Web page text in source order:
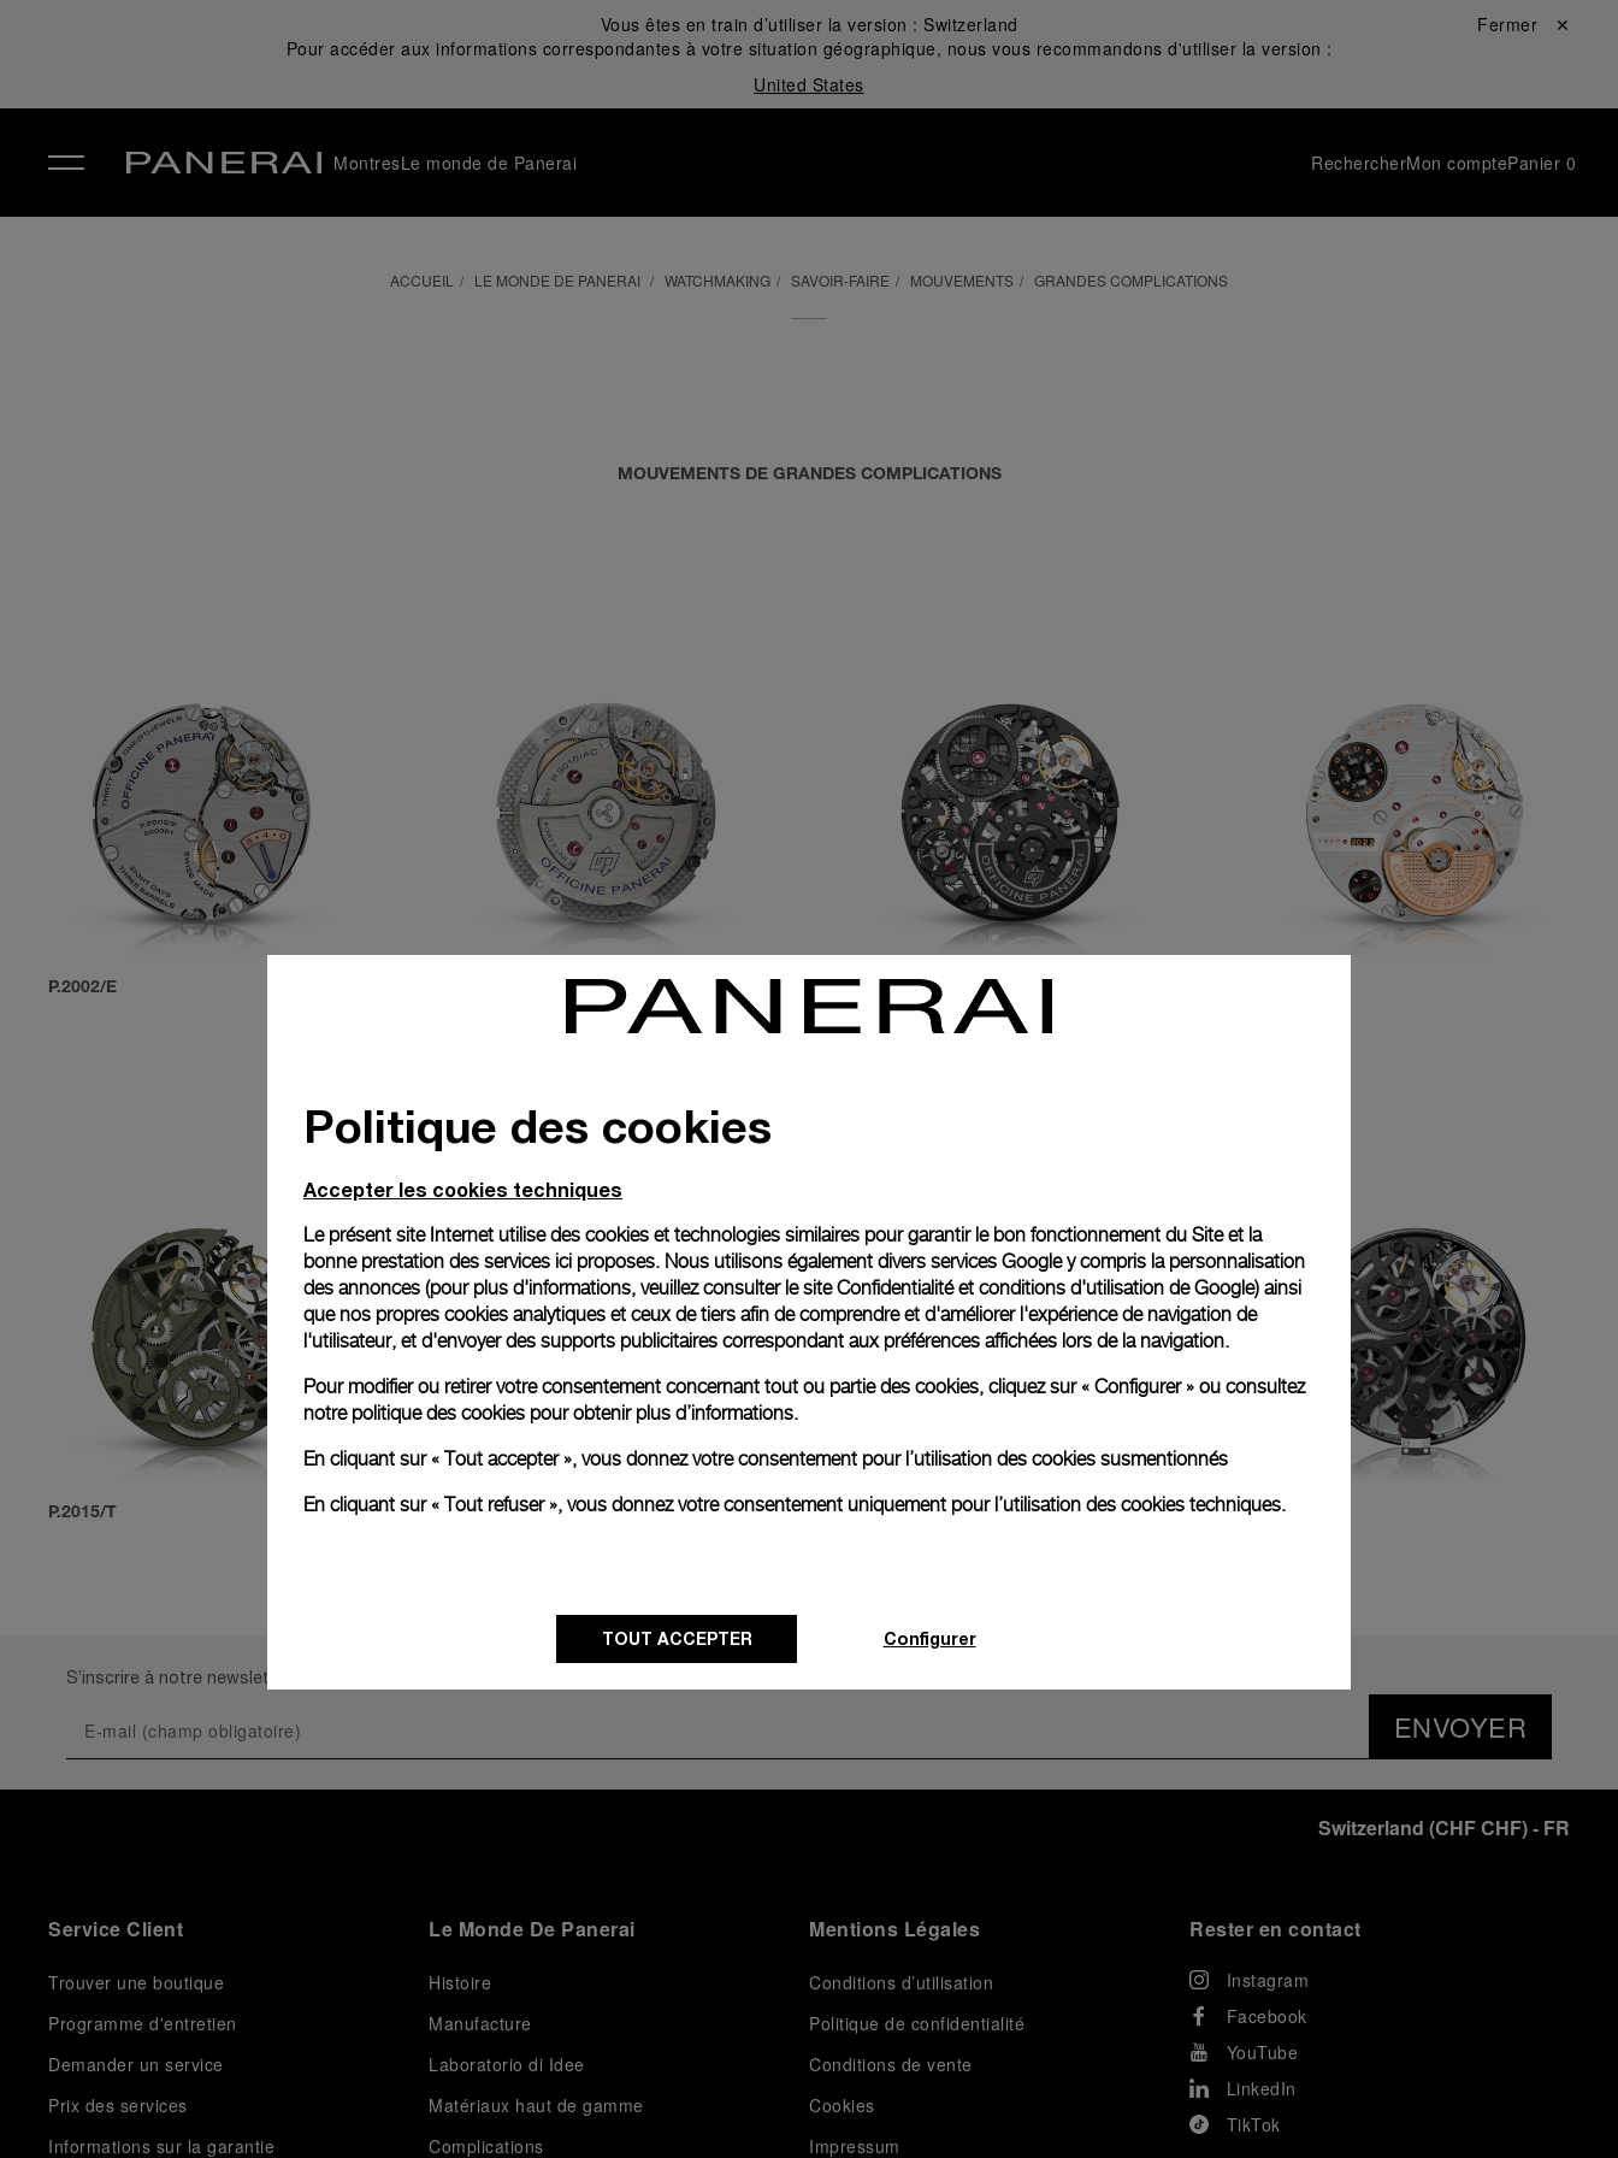
Vous êtes en train d’utiliser la version : Switzerland
Pour accéder aux informations correspondantes à votre situation géographique, nous vous recommandons d'utiliser la version :
United States
Fermer ✕
MontresLe monde de Panerai RechercherMon comptePanier 0
ACCUEIL LE MONDE DE PANERAI WATCHMAKING SAVOIR-FAIRE MOUVEMENTS GRANDES COMPLICATIONS
MOUVEMENTS DE GRANDES COMPLICATIONS
P.2002/E P.4001/S
P.2015/T P.2005/T P.2005/GLS P.2005/MR
S’inscrire à notre newsletter
ENVOYER
Switzerland (CHF CHF)- FR
Service Client
Trouver une boutique
Programme d'entretien
Demander un service
Prix des services
Informations sur la garantie
Le Monde De Panerai
Histoire
Manufacture
Laboratorio di Idee
Matériaux haut de gamme
Complications
Mentions Légales
Conditions d’utilisation
Politique de confidentialité
Conditions de vente
Cookies
Impressum
Rester en contact
Instagram
Facebook
YouTube
LinkedIn
TikTok
Politique des cookies
Accepter les cookies techniques
Le présent site Internet utilise des cookies et technologies similaires pour garantir le bon fonctionnement du Site et la
bonne prestation des services ici proposes. Nous utilisons également divers services Google y compris la personnalisation
des annonces (pour plus d'informations, veuillez consulter lesite Confidentialité et conditions d'utilisation de Google) ainsi
que nos propres cookies analytiques et ceux de tiers afin de comprendre et d'améliorer l'expérience de navigation de
l'utilisateur, et d'envoyer des supports publicitaires correspondant aux préférences affichées lors de la navigation.
Pour modifier ou retirer votre consentement concernant tout ou partie des cookies, cliquez sur « Configurer » ou consultez
notre politique des cookies pour obtenir plus d’informations.
En cliquant sur « Tout accepter », vous donnez votre consentement pour l’utilisation des cookies susmentionnés
En cliquant sur « Tout refuser », vous donnez votre consentement uniquement pour l’utilisation des cookies techniques.
TOUT ACCEPTER Configurer